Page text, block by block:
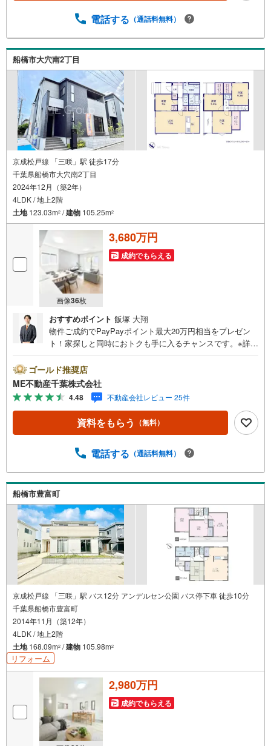
の？疾病ってなに？ローン組めるかな？」わからないこと
ーンの組み方、知らないと損する税金のこと等トータルで
サポート致します！
電話する （通話料無料）
船橋市大穴南2丁目
京成松戸線 「三咲」駅 徒歩17分
千葉県船橋市大穴南2丁目
2024年12月（築2年）
4LDK / 地上2階
土地123.03m2 /建物 105.25m2
画像36枚
3,680万円
成約でもらえる
おすすめポイント 飯塚 大翔
物件ご成約でPayPayポイント最大20万円相当をプレゼン
ト！家探しと同時におトクも手に入るチャンスです。※詳し
送迎無料！頭金なし・銀行比較＆相談可！ テレビで紹介さ
れた『やどかリッチ』使えます！豊かに過ごすには『イン
テリア』家具や家電と『エクステリア』カーポートや楽し
める庭、この充実度で変わってきます。これらを一括で購
入でき、その代金を住宅ローンに組み込むことが可能なサ
ービス、それがやどかリッチです。 頭金0円でもOK！（諸
の？疾病ってなに？ローン組めるかな？」わからないこと
ーンの組み方、知らないと損する税金のこと等トータルで
サポート致します！
ゴールド推奨店
ME不動産千葉株式会社
4.48 不動産会社レビュー 25件
資料をもらう （無料）
電話する （通話料無料）
船橋市豊富町
京成松戸線 「三咲」駅 バス12分 アンデルセン公園 バス停下車 徒歩10分
千葉県船橋市豊富町
2014年11月（築12年）
4LDK / 地上2階
土地168.09m2 /建物 105.98m2
リフォーム
2,980万円
成約でもらえる